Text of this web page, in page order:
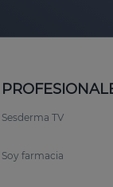
Sesderma TV
Soy farmacia